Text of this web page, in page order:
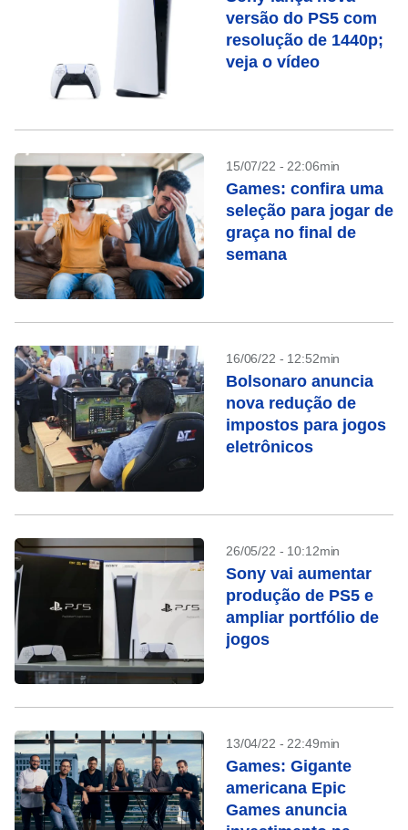
versão do PS5 com
resolução de 1440p;
veja o vídeo
15/07/22 - 22:06min
Games: confira uma
seleção para jogar de
graça no final de
semana
16/06/22 - 12:52min
Bolsonaro anuncia
nova redução de
impostos para jogos
eletrônicos
26/05/22 - 10:12min
Sony vai aumentar
produção de PS5 e
ampliar portfólio de
jogos
13/04/22 - 22:49min
Games: Gigante
americana Epic
Games anuncia